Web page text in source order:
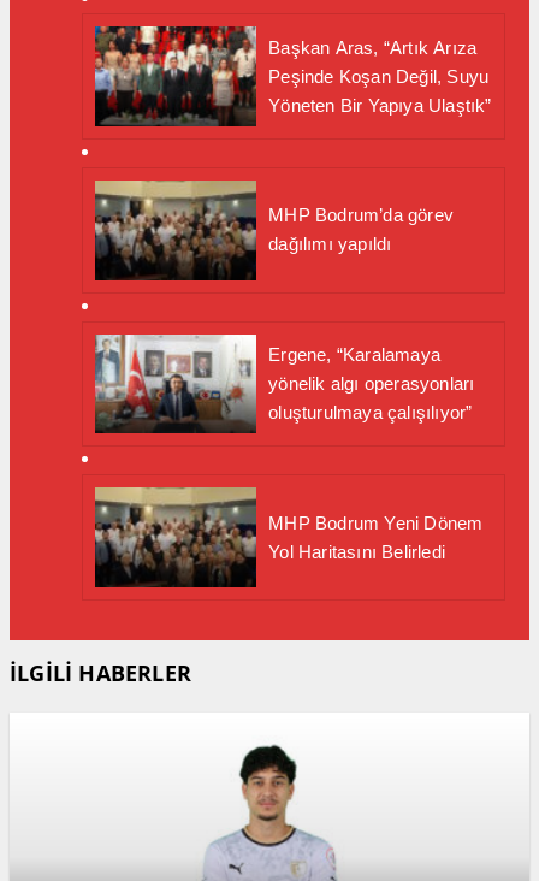
Başkan Aras, “Artık Arıza
Peşinde Koşan Değil, Suyu
Yöneten Bir Yapıya Ulaştık”
MHP Bodrum’da görev
dağılımı yapıldı
Ergene, “Karalamaya
yönelik algı operasyonları
oluşturulmaya çalışılıyor”
MHP Bodrum Yeni Dönem
Yol Haritasını Belirledi
İLGİLİ HABERLER